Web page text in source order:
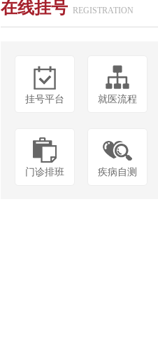
在线挂号 REGISTRATION
挂号平台 就医流程
门诊排班 疾病自测